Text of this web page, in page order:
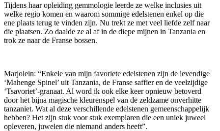
Tijdens haar opleiding gemmologie leerde ze welke inclusies uit
welke regio komen en waarom sommige edelstenen enkel op die
ene plaats terug te vinden zijn. Nu trekt ze met veel liefde zelf naar
die plaatsen. Zo daalde ze al af in de diepe mijnen in Tanzania en
trok ze naar de Franse bossen.
Marjolein: “Enkele van mijn favoriete edelstenen zijn de levendige
‘Mahenge Spinel’ uit Tanzania, de Franse saffier en de veelzijdige
‘Tsavoriet’-granaat. Al word ik ook elke keer opnieuw betoverd
door het bijna magische kleurenspel van de zeldzame onverhitte
tanzaniet. Wat al deze verschillende edelstenen gemeenschappelijk
hebben? Het zijn stuk voor stuk exemplaren die een uniek juweel
opleveren, juwelen die niemand anders heeft”.